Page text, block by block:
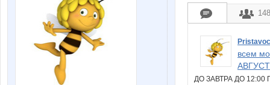
всем
ДО ЗАВТРА ДО